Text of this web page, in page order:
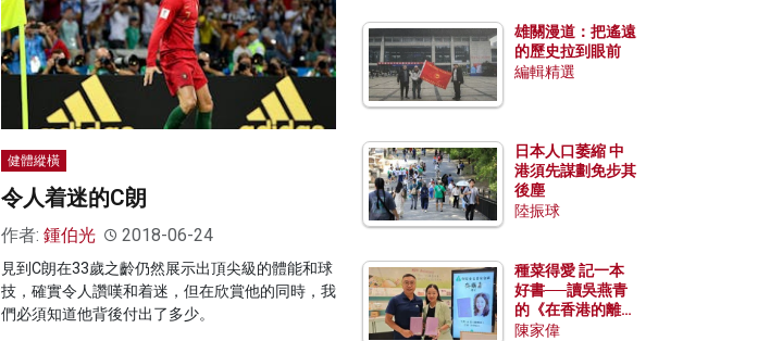
健體縱橫
令人着迷的C朗
作者: 鍾伯光 2018-06-24
見到C朗在33歲之齡仍然展示出頂尖級的體能和球
技，確實令人讚嘆和着迷，但在欣賞他的同時，我
們必須知道他背後付出了多少。
雄關漫道：把遙遠
的歷史拉到眼前
編輯精選
日本人口萎縮 中
港須先謀劃免步其
後塵
陸振球
種菜得愛 記一本
好書──讀吳燕青
的《在香港的離島
種菜》
陳家偉